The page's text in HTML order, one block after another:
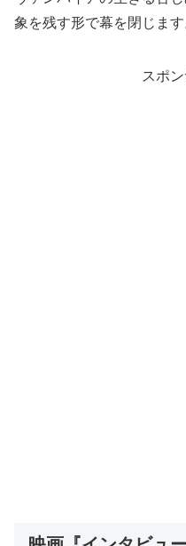
象を残す形で幕を閉じます
スポ